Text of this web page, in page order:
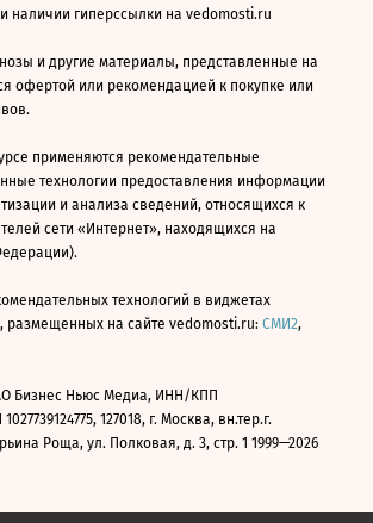
наличии гиперссылки на vedomosti.ru
и другие материалы, представленные на
офертой или рекомендацией к покупке или
применяются рекомендательные
технологии предоставления информации
и анализа сведений, относящихся к
сети «Интернет», находящихся на
технологий в виджетах
размещенных на сайте vedomosti.ru: СМИ2,
Бизнес Ньюс Медиа, ИНН/КПП
127018, г. Москва, вн.тер.г.
Роща, ул. Полковая, д. 3, стр. 1 1999—2026